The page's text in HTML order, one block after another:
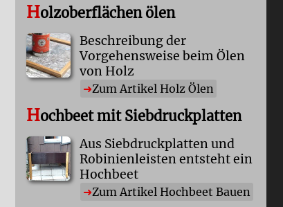
Holzoberflächen ölen
Beschreibung der
Vorgehensweise beim Ölen
von Holz
Zum Artikel Holz Ölen
Hochbeet mit Siebdruckplatten
Aus Siebdruckplatten und
Robinienleisten entsteht ein
Hochbeet
Zum Artikel Hochbeet Bauen